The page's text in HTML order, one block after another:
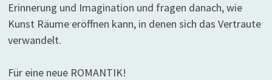
Erinnerung und Imagination und fragen danach, wie
Kunst Räume eröffnen kann, in denen sich das Vertraute
verwandelt.
Für eine neue ROMANTIK!